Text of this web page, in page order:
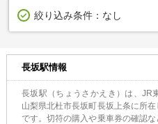
絞り込み条件： なし
長坂駅情報
長坂駅（ちょうさかえき）は、JR
山梨県北杜市長坂町長坂上条に所
です。切符の購入や乗車券の確認